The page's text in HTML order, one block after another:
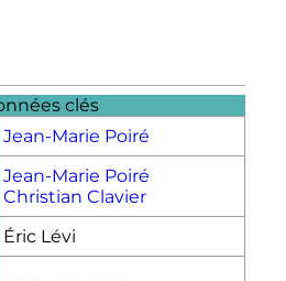
clés
Jean-Marie Poiré
Jean-Marie Poiré
Christian Clavier
Éric Lévi